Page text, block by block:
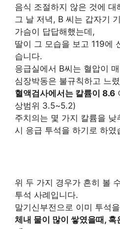
음식 조절하지 않은 것에
그 날 저녁, B 씨는 갑자기
가슴이 답답해했는데,
딸이 그 모습을 보고 119에
습니다.
응급실에서 B씨는 혈압이
심장박동은 불규칙하고 느
혈액검사에서는 칼륨이 8.6
상범위 3.5~5.2)
주치의는 몇 가지 칼륨을
시 응급 투석을 하기로 하였
위 두 가지 경우가 흔히 볼
투석 사례입니다.
말기신부전으로 이미 투석
체내 물이 많이 쌓였을때,